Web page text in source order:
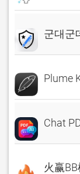
군대군
Plume
Chat
火赢